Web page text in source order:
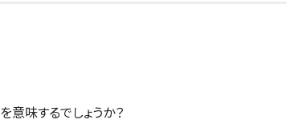
意味するでしょうか？